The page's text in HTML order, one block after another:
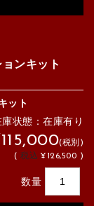
ンキット
ット
庫状態：在庫有り
(税別)
(税込 ¥126,500 )
数量